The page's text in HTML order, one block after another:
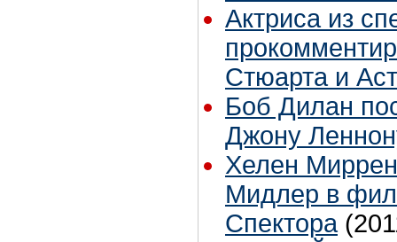
Актриса из
Стюарта и
Боб Дилан
Джону
Хелен
Мидлер в
Спектора